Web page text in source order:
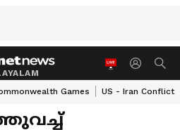
Games US - Iran Conflict